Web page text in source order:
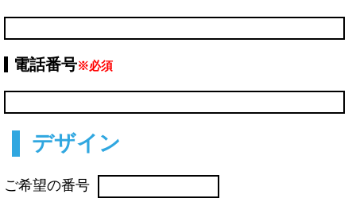
電話番号※必須
デザイン
ご希望の番号